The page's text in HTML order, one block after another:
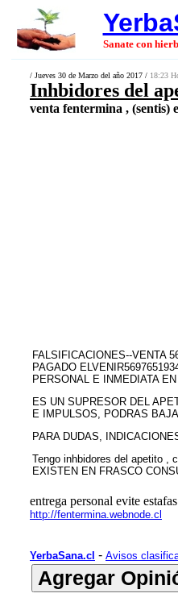
Sanate con
/ Jueves 30 de Marzo del año 2017 / 18:23
Inhbidores del
venta fentermina , (sentis)
FALSIFICACIONES--VENTA
PAGADO
PERSONAL E INMEDIATA
ES UN SUPRESOR DEL
E IMPULSOS, PODRAS
PARA DUDAS,
Tengo inhbidores del apetito ,
EXISTEN EN FRASCO
entrega personal evite estafas
http://fentermina.webnode.cl
YerbaSana.cl - Avisos